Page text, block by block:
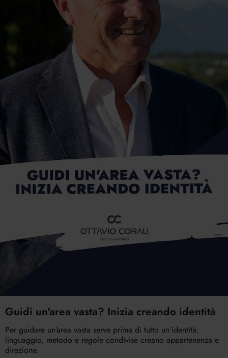
Guidi un'area vasta? Inizia creando identità
Per guidare un’area vasta serve prima di tutto un’identità:
linguaggio, metodo e regole condivise creano appartenenza e
direzione.